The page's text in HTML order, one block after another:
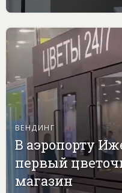
ВЕНДИНГ
В аэропорту
первый
магазин